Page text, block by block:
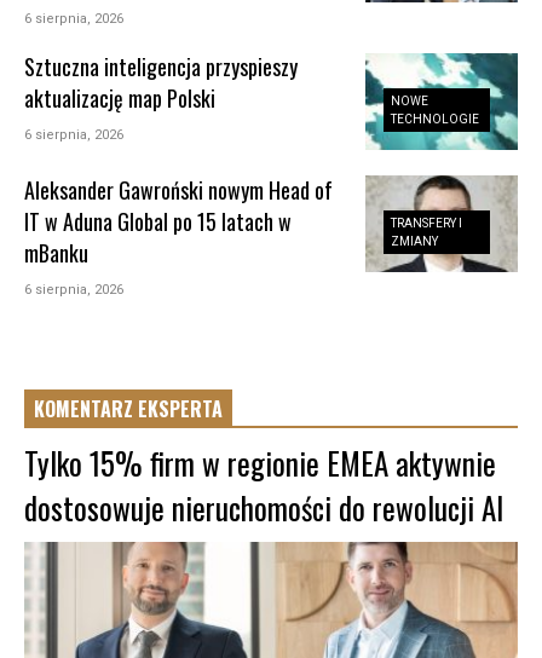
6 sierpnia, 2026
NOWE
TECHNOLOGIE
Sztuczna inteligencja przyspieszy
aktualizację map Polski
6 sierpnia, 2026
TRANSFERY I
ZMIANY
Aleksander Gawroński nowym Head of
IT w Aduna Global po 15 latach w
mBanku
6 sierpnia, 2026
KOMENTARZ EKSPERTA
Tylko 15% firm w regionie EMEA aktywnie
dostosowuje nieruchomości do rewolucji AI